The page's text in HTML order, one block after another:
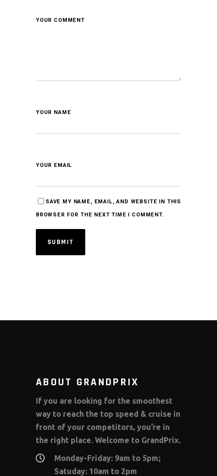
YOUR COMMENT
YOUR NAME
YOUR EMAIL
SAVE MY NAME, EMAIL, AND WEBSITE IN THIS
BROWSER FOR THE NEXT TIME I COMMENT.
SUBMIT
ABOUT GRANDPRIX
If you are looking for the smoothest
way to reach the top speed & cruise in
front of your competitors, you’re in
the right place. Welcome to GrandPrix.
Monday-Friday: 9am to 5pm;
Satuday: 10am to 2pm